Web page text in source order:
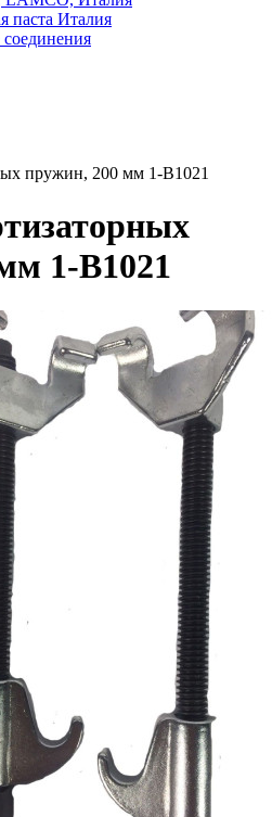
паста Италия
пружин, 200 мм 1-B1021
1-B1021